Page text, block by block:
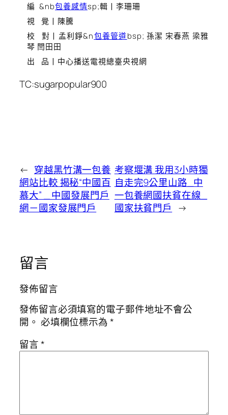
編 &nb包養感情sp;輯丨李珊珊
視 覺丨陳騰
校 對丨孟利錚&n包養管道bsp; 孫潔 宋春燕 梁雅
琴 閆田田
出 品丨中心播送電視總臺央視網
TC:sugarpopular900
← 穿越黑竹溝一包養
網站比較 揭秘“中國百
慕大” _ 中國發展門戶
網－國家發展門戶
考察堰溝 我用3小時獨
自走完9公里山路_中
一包養網國扶貧在線_
國家扶貧門戶
→
留言
發佈留言
發佈留言必須填寫的電子郵件地址不會公
開。 必填欄位標示為*
留言*